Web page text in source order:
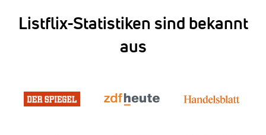
Listflix-Statistiken sind bekannt
aus